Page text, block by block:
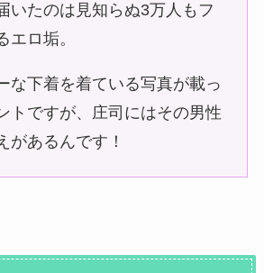
いたのは見知らぬ3万人もフ
エロ垢。
な下着を着ている写真が載っ
トですが、庄司にはその男性
があるんです！